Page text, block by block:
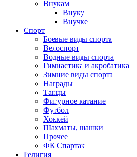
Внукам
Внуку
Внучке
Спорт
Боевые виды спорта
Велоспорт
Водные виды спорта
Гимнастика и акробатика
Зимние виды спорта
Награды
Танцы
Фигурное катание
Футбол
Хоккей
Шахматы, шашки
Прочее
ФК Спартак
Религия